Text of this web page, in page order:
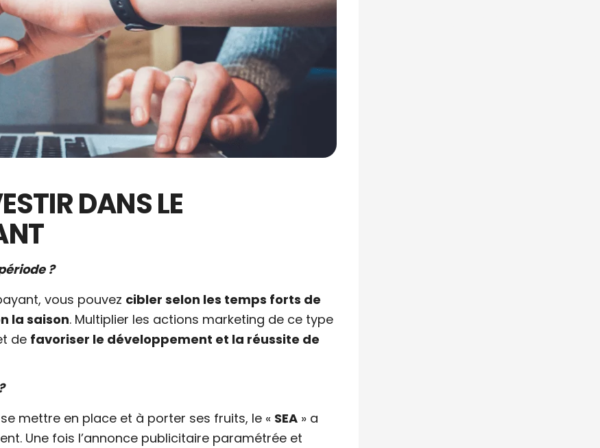
DANS LE
?
vous pouvez cibler selon les temps forts de
la saison. Multiplier les actions marketing de ce type
de favoriser le développement et la réussite de
?
mettre en place et à porter ses fruits, le « SEA » a
Une fois l’annonce publicitaire paramétrée et